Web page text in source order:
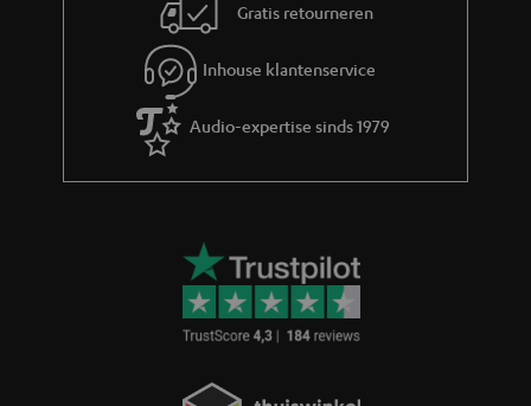
Gratis retourneren
Inhouse klantenservice
Audio-expertise sinds 1979